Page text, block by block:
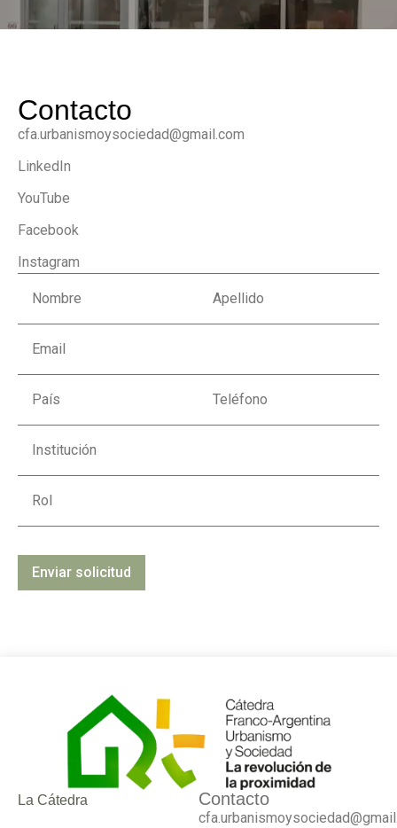
Contacto
cfa.urbanismoysociedad@gmail.com
LinkedIn
YouTube
Facebook
Instagram
La Cátedra Contacto